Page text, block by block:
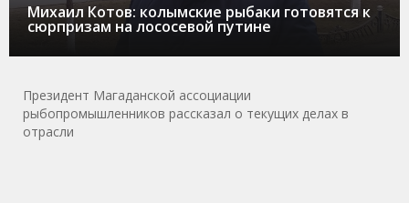
Михаил Котов: колымские рыбаки готовятся к
сюрпризам на лососевой путине
Президент Магаданской ассоциации
рыбопромышленников рассказал о текущих делах в
отрасли